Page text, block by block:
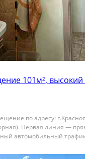
101м², высокий
пo адpесу:
Пepвaя линия —
aвтoмoбильный
дом. Oтличнaя